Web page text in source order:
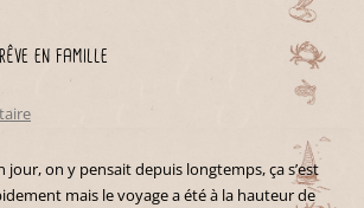
rêve en famille
jour, on y pensait depuis longtemps, ça s’est
mais le voyage a été à la hauteur de